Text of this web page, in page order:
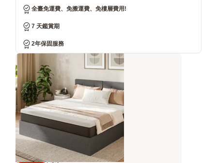
全臺免運費、免搬運費、免樓層費用!
7 天鑑賞期
2年保固服務